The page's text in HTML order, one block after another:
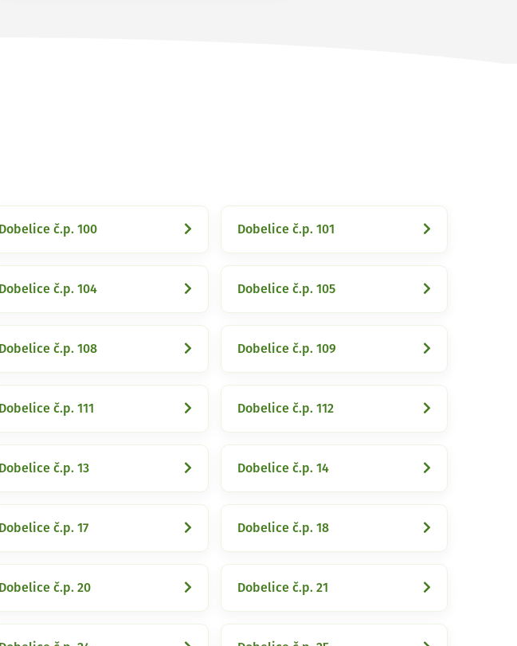
Dobelice č.p. 100 Dobelice č.p. 101
Dobelice č.p. 104 Dobelice č.p. 105
Dobelice č.p. 108 Dobelice č.p. 109
Dobelice č.p. 111 Dobelice č.p. 112
Dobelice č.p. 13 Dobelice č.p. 14
Dobelice č.p. 17 Dobelice č.p. 18
Dobelice č.p. 20 Dobelice č.p. 21